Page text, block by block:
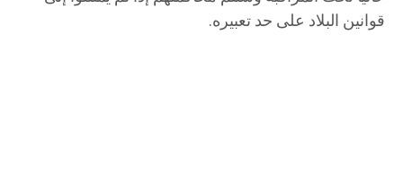
قوانين البلاد على حد تعبيره.